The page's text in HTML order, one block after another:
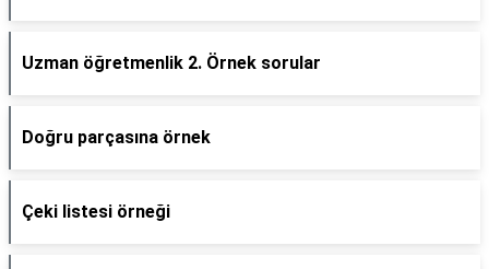
Uzman öğretmenlik 2. Örnek sorular
Doğru parçasına örnek
Çeki listesi örneği